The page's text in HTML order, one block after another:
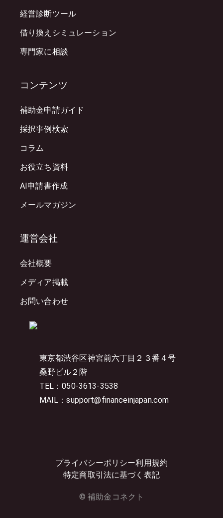
東京都渋谷区神宮前六丁目２３番４号
桑野ビル２階
TEL：050-3613-3538
MAIL：support@financeinjapan.com
プライバシーポリシー利用規約
特定商取引法に基づく表記
© 補助金コネクト
経営診断ツール
借り換えシミュレーション
専門家に相談
コンテンツ
補助金申請ガイド
採択事例検索
コラム
お役立ち資料
AI申請書作成
メールマガジン
運営会社
会社概要
メディア掲載
お問い合わせ